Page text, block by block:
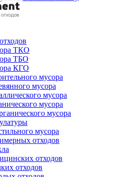
ТКО
ТБО
КГО
мусора
мусора
мусора
мусора
мусора
мусора
отходов
отходов
отходов